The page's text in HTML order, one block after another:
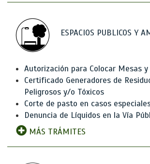
ESPACIOS PUBLICOS Y
Autorización para Colocar Mesas y
Certificado Generadores de
Peligrosos y/o Tóxicos
Corte de pasto en casos
Denuncia de Líquidos en la Vía
MÁS TRÁMITES